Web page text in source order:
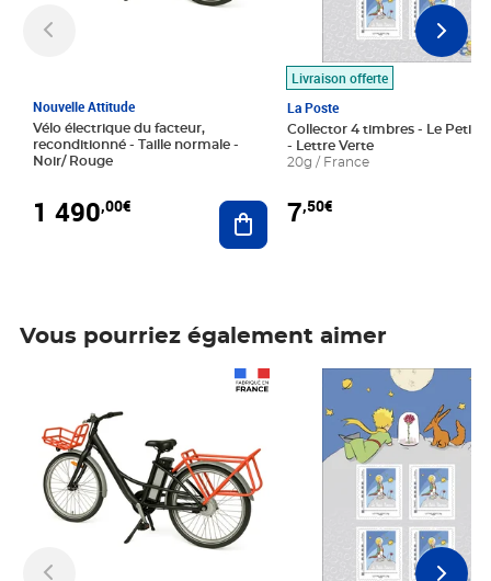
Nouvelle Attitude
Vélo électrique du facteur,
reconditionné - Taille normale -
Noir/ Rouge
1 490,00€ Ajouter au panier
Livraison offerte
La Poste
Collector 4 timbres - Le Petit
- Lettre Verte
20g / France
7,50€
Vous pourriez également aimer
Prix 7,50€